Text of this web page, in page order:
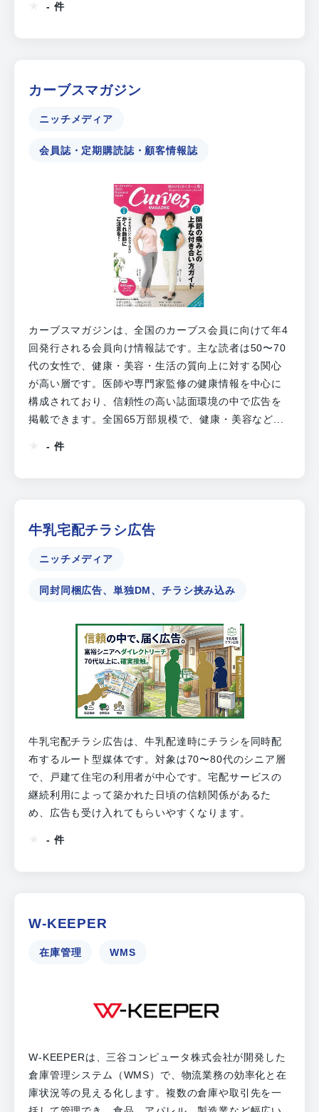
- 件
カーブスマガジン
ニッチメディア
会員誌・定期購読誌・顧客情報誌
カーブスマガジンは、全国のカーブス会員に向けて年4
回発行される会員向け情報誌です。主な読者は50〜70
代の女性で、健康・美容・生活の質向上に対する関心
が高い層です。医師や専門家監修の健康情報を中心に
構成されており、信頼性の高い誌面環境の中で広告を
掲載できます。全国65万部規模で、健康・美容など...
- 件
牛乳宅配チラシ広告
ニッチメディア
同封同梱広告、単独DM、チラシ挟み込み
牛乳宅配チラシ広告は、牛乳配達時にチラシを同時配
布するルート型媒体です。対象は70〜80代のシニア層
で、戸建て住宅の利用者が中心です。宅配サービスの
継続利用によって築かれた日頃の信頼関係があるた
め、広告も受け入れてもらいやすくなります。
- 件
W-KEEPER
在庫管理 WMS
W-KEEPERは、三谷コンピュータ株式会社が開発した
倉庫管理システム（WMS）で、物流業務の効率化と在
庫状況等の見える化します。複数の倉庫や取引先を一